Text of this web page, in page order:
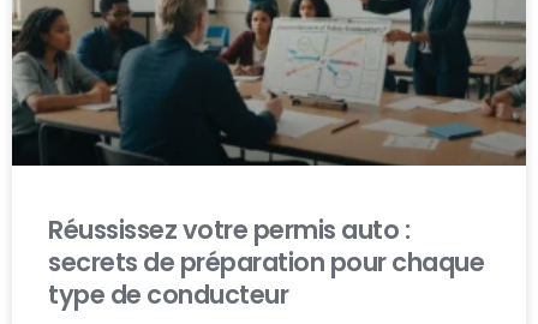
Réussissez votre permis auto :
secrets de préparation pour chaque
type de conducteur